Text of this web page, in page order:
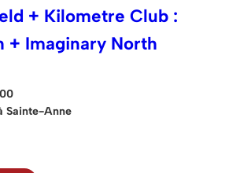
+ Kilometre Club :
+ Imaginary North
Sainte-Anne